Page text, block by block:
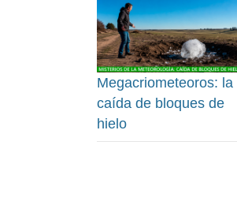
Megacriometeoros: la
caída de bloques de
hielo